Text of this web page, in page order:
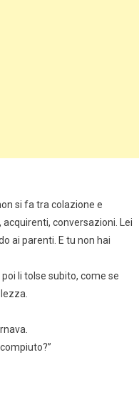
si fa tra colazione e
conversazioni. Lei
ai parenti. E tu non hai
li tolse subito, come se